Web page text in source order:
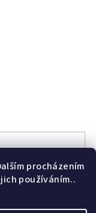
procházením
používáním..
ochrany osobních